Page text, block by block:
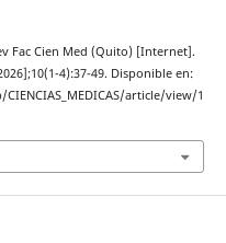
Fac Cien Med (Quito) [Internet].
4):37-49. Disponible en:
article/view/1